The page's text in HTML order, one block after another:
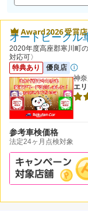
オートビーク
2020年度高座郡寒川町
対応可〉
特典あり
優良店
神
エ
参考車検価格
法定24ヶ月点検対象